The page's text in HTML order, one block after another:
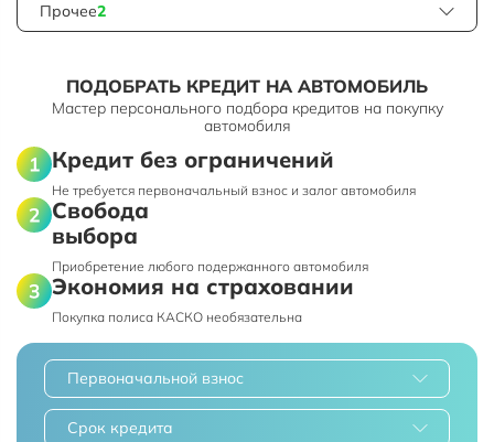
Прочее2
ПОДОБРАТЬ КРЕДИТ НА АВТОМОБИЛЬ
Мастер персонального подбора кредитов на покупку
автомобиля
Кредит без ограничений
Не требуется первоначальный взнос и залог автомобиля
Свобода
выбора
Приобретение любого подержанного автомобиля
Экономия на страховании
Покупка полиса КАСКО необязательна
Первоначальной взнос
Срок кредита